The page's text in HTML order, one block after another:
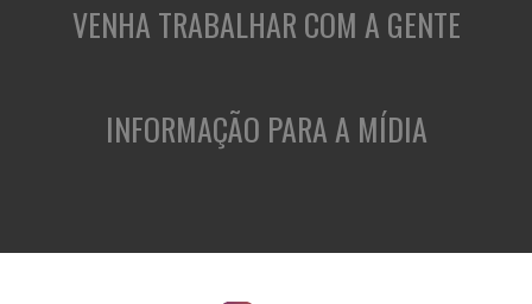
VENHA TRABALHAR COM A GENTE
INFORMAÇÃO PARA A MÍDIA